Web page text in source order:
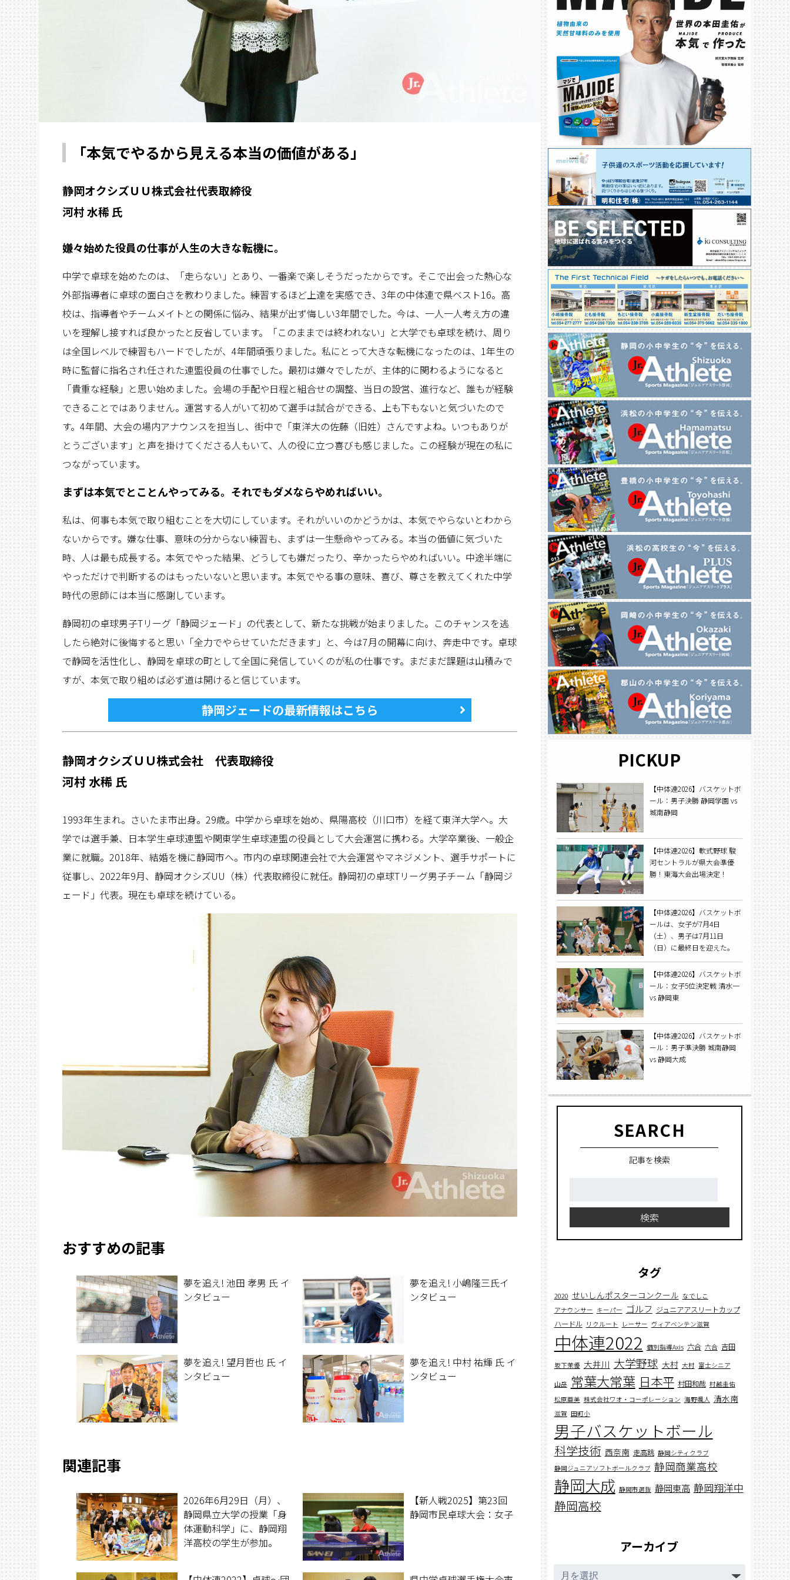
「本気でやるから見える本当の価値がある」
静岡オクシズＵＵ株式会社代表取締役
河村 水稀 氏
嫌々始めた役員の仕事が人生の大きな転機に。
中学で卓球を始めたのは、「走らない」とあり、一番楽で楽しそうだったからです。そこで出会った熱心な
外部指導者に卓球の面白さを教わりました。練習するほど上達を実感でき、3年の中体連で県ベスト16。高
校は、指導者やチームメイトとの関係に悩み、結果が出ず悔しい3年間でした。今は、一人一人考え方の違
いを理解し接すれば良かったと反省しています。「このままでは終われない」と大学でも卓球を続け、周り
は全国レベルで練習もハードでしたが、4年間頑張りました。私にとって大きな転機になったのは、1年生の
時に監督に指名され任された連盟役員の仕事でした。最初は嫌々でしたが、主体的に関わるようになると
「貴重な経験」と思い始めました。会場の手配や日程と組合せの調整、当日の設営、進行など、誰もが経験
できることではありません。運営する人がいて初めて選手は試合ができる、上も下もないと気づいたので
す。4年間、大会の場内アナウンスを担当し、街中で「東洋大の佐藤（旧姓）さんですよね。いつもありが
とうございます」と声を掛けてくださる人もいて、人の役に立つ喜びも感じました。この経験が現在の私に
つながっています。
まずは本気でとことんやってみる。 それでもダメならやめればいい。
私は、何事も本気で取り組むことを大切にしています。それがいいのかどうかは、本気でやらないとわから
ないからです。嫌な仕事、意味の分からない練習も、まずは一生懸命やってみる。本当の価値に気づいた
時、人は最も成長する。本気でやった結果、どうしても嫌だったり、辛かったらやめればいい。中途半端に
やっただけで判断するのはもったいないと思います。本気でやる事の意味、喜び、尊さを教えてくれた中学
時代の恩師には本当に感謝しています。
静岡初の卓球男子Tリーグ「静岡ジェード」の代表として、新たな挑戦が始まりました。このチャンスを逃
したら絶対に後悔すると思い「全力でやらせていただきます」と、今は7月の開幕に向け、奔走中です。卓球
で静岡を活性化し、静岡を卓球の町として全国に発信していくのが私の仕事です。まだまだ課題は山積みで
すが、本気で取り組めば必ず道は開けると信じています。
静岡ジェードの最新情報はこちら
静岡オクシズＵＵ株式会社 代表取締役
河村 水稀 氏
1993年生まれ。さいたま市出身。29歳。中学から卓球を始め、県陽高校（川口市）を経て東洋大学へ。大
学では選手兼、日本学生卓球連盟や関東学生卓球連盟の役員として大会運営に携わる。大学卒業後、一般企
業に就職。2018年、結婚を機に静岡市へ。市内の卓球関連会社で大会運営やマネジメント、選手サポートに
従事し、2022年9月、静岡オクシズUU（株）代表取締役に就任。静岡初の卓球Tリーグ男子チーム「静岡ジ
ェード」代表。現在も卓球を続けている。
おすすめの記事
夢を追え! 池田 孝男 氏 イ
ンタビュー
夢を追え! 小嶋隆三氏イ
ンタビュー
夢を追え! 望月哲也 氏 イ
ンタビュー
夢を追え! 中村 祐輝 氏 イ
ンタビュー
関連記事
2026年6月29日（月）、
静岡県立大学の授業「身
体運動科学」に、静岡翔
洋高校の学生が参加。
【新人戦2025】第23回
静岡市民卓球大会：女子
PICKUP
【中体連2026】バスケットボ
ール：男子決勝 静岡学園 vs
城南静岡
【中体連2026】軟式野球 駿
河セントラルが県大会準優
勝！東海大会出場決定！
【中体連2026】バスケットボ
ールは、女子が7月4日
（土）、男子は7月11日
（日）に最終日を迎えた。
【中体連2026】バスケットボ
ール：女子5位決定戦 清水一
vs 静岡東
【中体連2026】バスケットボ
ール：男子準決勝 城南静岡
vs 静岡大成
SEARCH
記事を検索
検索
タグ
2020 せいしんポスターコンクール なでしこ
アナウンサー キーパー ゴルフ ジュニアアスリートカップ
ハードル リクルート レーサー ヴィアベンテン滋賀
中体連2022 個別指導Axis 六合 六合 吉田
坂下茉優 大井川 大学野球 大村 大村 富士シニア
山岳 常葉大常葉 日本平 村田和哉 村越圭佑
松原亜美 株式会社ワオ・コーポレーション 海野颯人 清水南
滋賀 田町小
男子バスケットボール
科学技術 西奈南 走高跳 静岡シティクラブ
静岡ジュニアソフトボールクラブ 静岡商業高校
静岡大成 静岡市選抜 静岡東高 静岡翔洋中
静岡高校
アーカイブ